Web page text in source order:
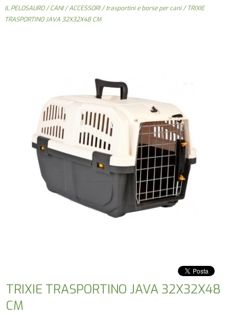
IL PELOSAURO/CANI/ACCESSORI/trasportini e borse per cani/ TRIXIE
TRASPORTINO JAVA 32X32X48 CM
TRIXIE TRASPORTINO JAVA 32X32X48
CM